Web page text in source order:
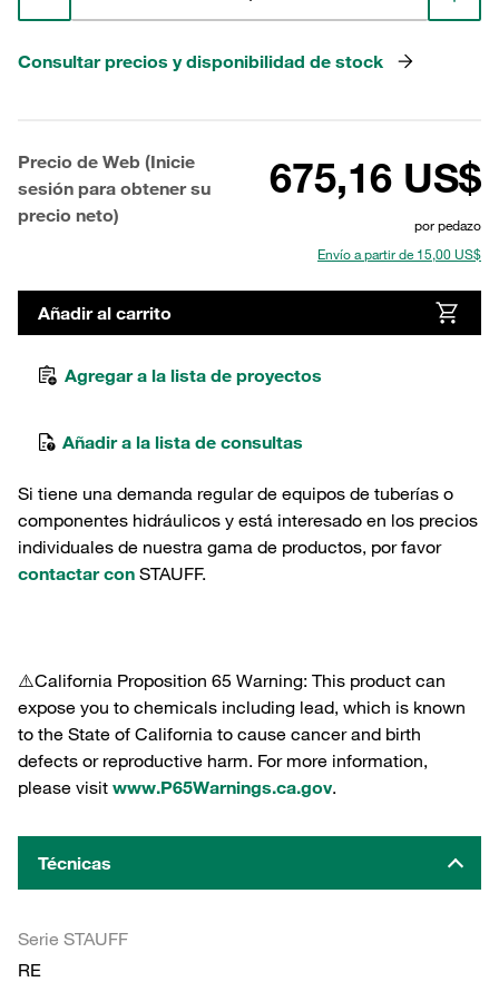
Consultar precios y disponibilidad de stock
Precio de Web (Inicie
sesión para obtener su
precio neto)
675,16 US$
por pedazo
Envío a partir de 15,00 US$
Añadir al carrito
Agregar a la lista de proyectos
Añadir a la lista de consultas
Si tiene una demanda regular de equipos de tuberías o
componentes hidráulicos y está interesado en los precios
individuales de nuestra gama de productos, por favor
contactar con STAUFF.
⚠️California Proposition 65 Warning: This product can
expose you to chemicals including lead, which is known
to the State of California to cause cancer and birth
defects or reproductive harm. For more information,
please visit www.P65Warnings.ca.gov.
Técnicas
Serie STAUFF
RE